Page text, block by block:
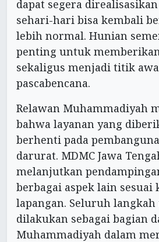
dapat segera
sehari-hari bisa kembali
lebih normal. Hunian
penting untuk
sekaligus menjadi titik
pascabencana.
Relawan Muhammadiyah
bahwa layanan yang
berhenti pada
darurat. MDMC Jawa
melanjutkan
berbagai aspek lain sesuai
lapangan. Seluruh
dilakukan sebagai bagian
Muhammadiyah dalam